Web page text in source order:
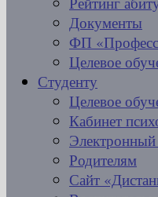
Документы
ФП
Целевое
Студенту
Целевое
Кабинет
Родителям
Сайт